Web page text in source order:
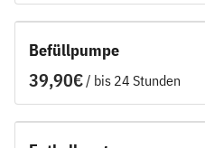
Befüllpumpe
/